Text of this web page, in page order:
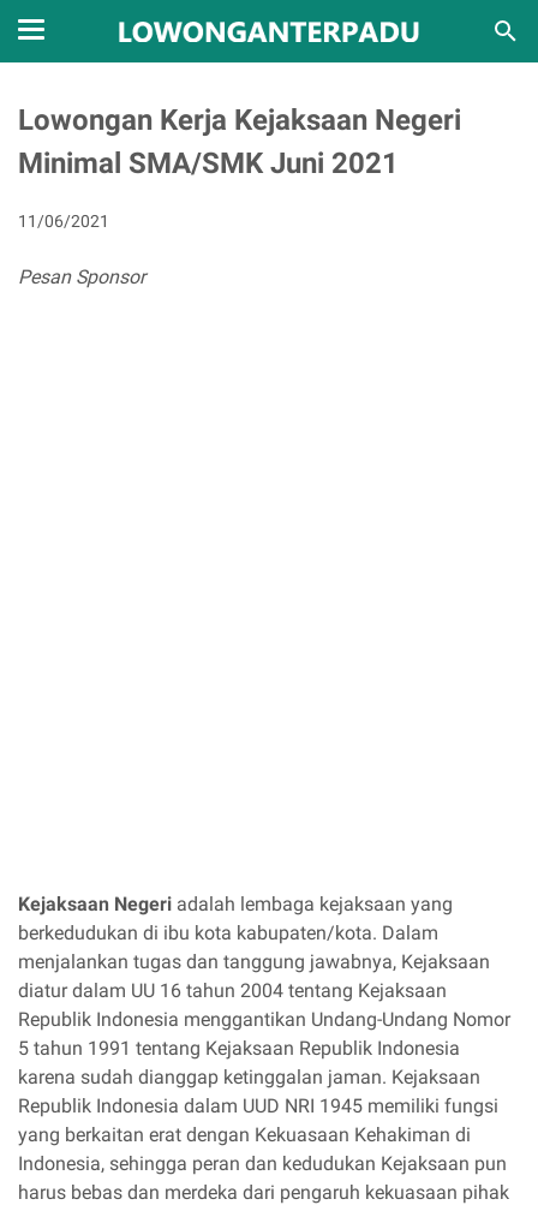
Lowongan Kerja Kejaksaan Negeri
Minimal SMA/SMK Juni 2021
11/06/2021
Pesan Sponsor
Kejaksaan Negeri adalah lembaga kejaksaan yang
berkedudukan di ibu kota kabupaten/kota. Dalam
menjalankan tugas dan tanggung jawabnya, Kejaksaan
diatur dalam UU 16 tahun 2004 tentang Kejaksaan
Republik Indonesia menggantikan Undang-Undang Nomor
5 tahun 1991 tentang Kejaksaan Republik Indonesia
karena sudah dianggap ketinggalan jaman. Kejaksaan
Republik Indonesia dalam UUD NRI 1945 memiliki fungsi
yang berkaitan erat dengan Kekuasaan Kehakiman di
Indonesia, sehingga peran dan kedudukan Kejaksaan pun
harus bebas dan merdeka dari pengaruh kekuasaan pihak